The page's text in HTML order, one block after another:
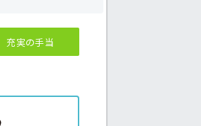
充実の手当